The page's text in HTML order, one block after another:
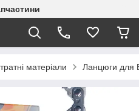
матеріали Ланцюги для